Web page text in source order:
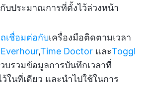
บประมาณการที่ตั้งไว้ล่วงหน้า
เชื่อมต่อกับเครื่องมือติดตามเวลา
Everhour,Time Doctor และToggl
บรวมข้อมูลการบันทึกเวลาที่
ในที่เดียว และนำไปใช้ในการ